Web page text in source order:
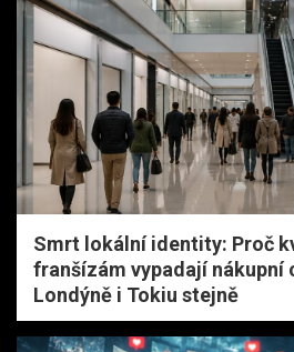
Smrt lokální identity: Proč
franšízám vypadají nákupní
Londýně i Tokiu stejně